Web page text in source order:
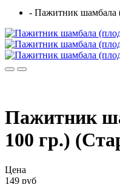
- Пажитник шамбала
Пажитник
100 гр.)
Цена
149 руб